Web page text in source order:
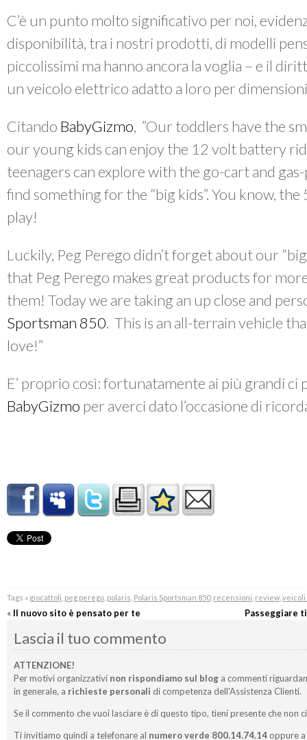
C’è un punto molto significativo per noi,
disponibilità, tra i nostri prodotti, di modelli
piccolissimi ma hanno ancora la voglia – e il
un veicolo elettrico adatto a loro per
Citando BabyGizmo, ”Our toddlers have the
our young kids can enjoy the 12 volt battery
teenagers can explore with the go-cart and
find something for the “big kids”. You know,
play!
Luckily, Peg Perego didn’t forget about our
that Peg Perego makes great products for
them! Today we are taking an up close and
Sportsman 850. This is an all-terrain vehicle
love!”
E’ proprio così: fortunatamente ai più grandi ci
BabyGizmo per averci dato l’occasione di
Tags » giocattoli peg perego, polaris Polaris Sportsman 850, recensioni review,
« Il nuovo sito è pensato per te Passeggiare
Lascia il tuo commento
ATTENZIONE!
Per motivi organizzativi non rispondiamo sul bloga commenti
in generale, a richieste personali di competenza dell'Assistenza Clienti.
Se il commento che vuoi lasciare è di questo tipo, tieni presente che non
Ti invitiamo quindi a telefonare al numero verde 800.14.74.14oppure a